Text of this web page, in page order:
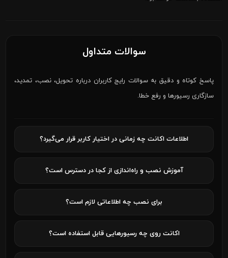
سوالات متداول
پاسخ کوتاه و دقیق به سوالات رایج کاربران درباره تحویل، نصب، تمدید،
سازگاری رسیورها و رفع خطا.
اطلاعات اکانت چه زمانی در اختیار کاربر قرار می‌گیرد؟
آموزش نصب و راه‌اندازی از کجا در دسترس است؟
برای نصب چه اطلاعاتی لازم است؟
اکانت روی چه رسیورهایی قابل استفاده است؟